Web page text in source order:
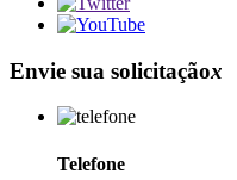
Envie sua solicitaçãox
Telefone